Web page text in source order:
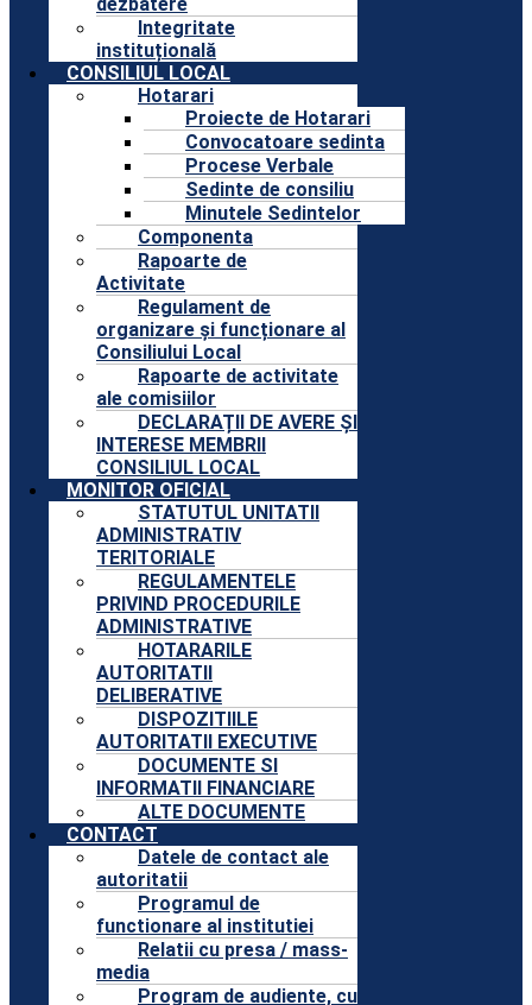
dezbatere
Integritate
instituțională
CONSILIUL LOCAL
Hotarari
Proiecte de Hotarari
Convocatoare sedinta
Procese Verbale
Sedinte de consiliu
Minutele Sedintelor
Componenta
Rapoarte de
Activitate
Regulament de
organizare și funcționare al
Consiliului Local
Rapoarte de activitate
ale comisiilor
DECLARAȚII DE AVERE ȘI
INTERESE MEMBRII
CONSILIUL LOCAL
MONITOR OFICIAL
STATUTUL UNITATII
ADMINISTRATIV
TERITORIALE
REGULAMENTELE
PRIVIND PROCEDURILE
ADMINISTRATIVE
HOTARARILE
AUTORITATII
DELIBERATIVE
DISPOZITIILE
AUTORITATII EXECUTIVE
DOCUMENTE SI
INFORMATII FINANCIARE
ALTE DOCUMENTE
CONTACT
Datele de contact ale
autoritatii
Programul de
functionare al institutiei
Relatii cu presa / mass-
media
Program de audiente, cu